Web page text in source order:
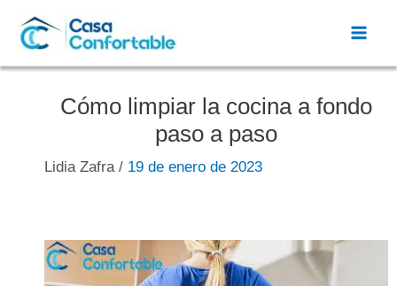
Cómo limpiar la cocina a fondo
paso a paso
Lidia Zafra / 19 de enero de 2023